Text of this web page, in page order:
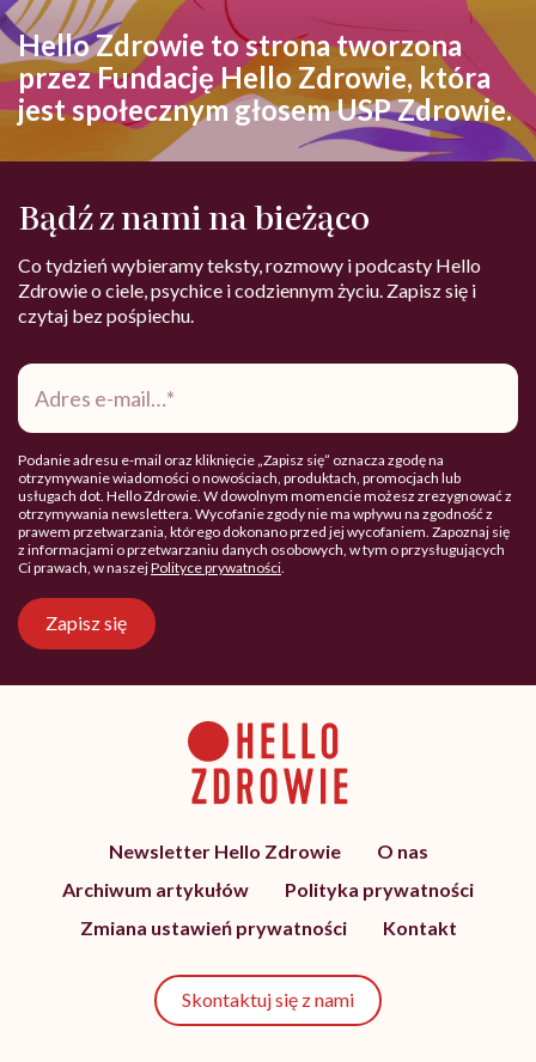
Hello Zdrowie to strona tworzona
przez Fundację Hello Zdrowie, która
jest społecznym głosem USP Zdrowie.
Bądź z nami na bieżąco
Co tydzień wybieramy teksty, rozmowy i podcasty Hello
Zdrowie o ciele, psychice i codziennym życiu. Zapisz się i
czytaj bez pośpiechu.
Adres
mail*
Podanie adresu e-mail oraz kliknięcie „Zapisz się” oznacza zgodę na
otrzymywanie wiadomości o nowościach, produktach, promocjach lub
usługach dot. Hello Zdrowie. W dowolnym momencie możesz zrezygnować z
otrzymywania newslettera. Wycofanie zgody nie ma wpływu na zgodność z
prawem przetwarzania, którego dokonano przed jej wycofaniem. Zapoznaj się
z informacjami o przetwarzaniu danych osobowych, w tym o przysługujących
Ci prawach, w naszejPolityce prywatności
Zapisz się
Newsletter Hello Zdrowie
O nas
Archiwum artykułów
Polityka prywatności
Zmiana ustawień prywatności
Kontakt
Skontaktuj się z nami